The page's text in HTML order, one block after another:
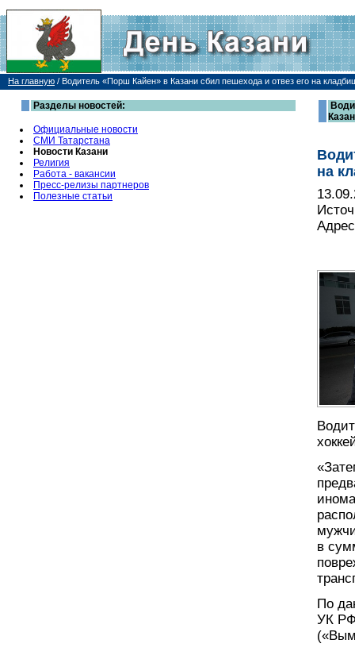
На главную / Водитель «Порш Кайен» в Казани сбил пешехода и отвез его на
Разделы новостей:
Официальные новости
СМИ Татарстана
Новости Казани
Религия
Работа - вакансии
Пресс-релизы партнеров
Полезные статьи
на
в
По
УК РФ